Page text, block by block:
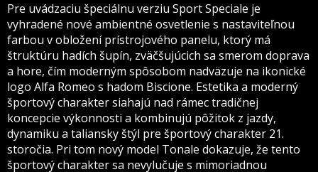
Pre uvádzaciu špeciálnu verziu Sport Speciale je
vyhradené nové ambientné osvetlenie s nastaviteľnou
farbou v obložení prístrojového panelu, ktorý má
štruktúru hadích šupín, zväčšujúcich sa smerom doprava
a hore, čím moderným spôsobom nadväzuje na ikonické
logo Alfa Romeo s hadom Biscione. Estetika a moderný
športový charakter siahajú nad rámec tradičnej
koncepcie výkonnosti a kombinujú pôžitok z jazdy,
dynamiku a taliansky štýl pre športový charakter 21.
storočia. Pri tom nový model Tonale dokazuje, že tento
športový charakter sa nevylučuje s mimoriadnou